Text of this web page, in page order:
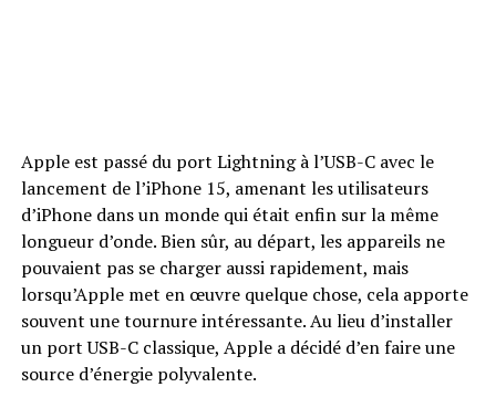
Apple est passé du port Lightning à l’USB-C avec le
lancement de l’iPhone 15, amenant les utilisateurs
d’iPhone dans un monde qui était enfin sur la même
longueur d’onde. Bien sûr, au départ, les appareils ne
pouvaient pas se charger aussi rapidement, mais
lorsqu’Apple met en œuvre quelque chose, cela apporte
souvent une tournure intéressante. Au lieu d’installer
un port USB-C classique, Apple a décidé d’en faire une
source d’énergie polyvalente.